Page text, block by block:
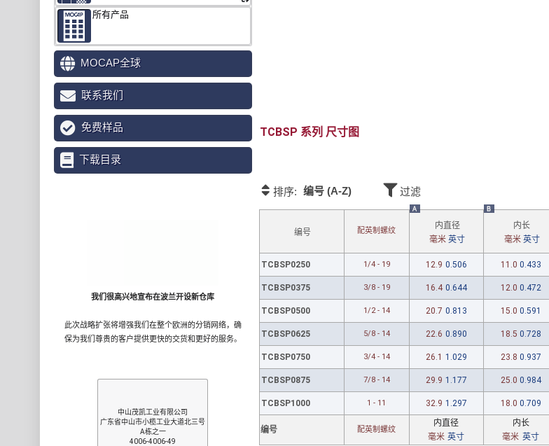
TCBSP 尺寸图
排序: 编号 (A-Z) 过滤
编号 配英制螺纹
A
内直径
毫米 英寸
B
内长
毫米 英寸
TCBSP0250 1/4 - 19 12.9 0.506 11.0 0.433
TCBSP0375 3/8 - 19 16.4 0.644 12.0 0.472
TCBSP0500 1/2 - 14 20.7 0.813 15.0 0.591
TCBSP0625 5/8 - 14 22.6 0.890 18.5 0.728
TCBSP0750 3/4 - 14 26.1 1.029 23.8 0.937
TCBSP0875 7/8 - 14 29.9 1.177 25.0 0.984
TCBSP1000 1 - 11 32.9 1.297 18.0 0.709
编号 配英制螺纹
内直径
毫米 英寸
内长
毫米 英寸
所有产品
MOCAP全球
联系我们
免费样品
下载目录
我们很高兴地宣布在波兰开设新仓库
此次战略扩张将增强我们在整个欧洲的分销网络，确
保为我们尊贵的客户提供更快的交货和更好的服务。
中山茂凯工业有限公司
广东省中山市小榄工业大道北三号
A栋之一
4006-4006-49